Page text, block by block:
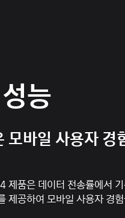
능
모바일 사용자 경
제품은 데이터 전송률에서
제공하여 모바일 사용자 경